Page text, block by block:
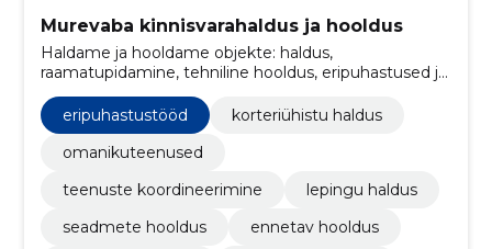
Murevaba kinnisvarahaldus ja hooldus
Haldame ja hooldame objekte: haldus,
raamatupidamine, tehniline hooldus, eripuhastused ja
24h häireteenus, et omanikud ja ühistud oleksid
murevabad.
eripuhastustööd
korteriühistu haldus
omanikuteenused
teenuste koordineerimine
lepingu haldus
seadmete hooldus
ennetav hooldus